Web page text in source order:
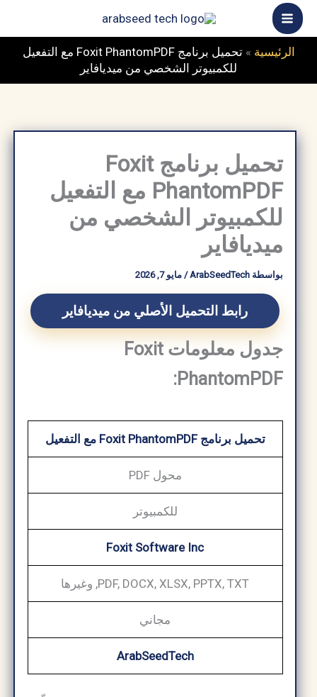
الرئيسية»
تحميل برنامج Foxit PhantomPDF مع التفعيل
للكمبيوتر الشخصي من ميديافاير
تحميل برنامج Foxit
PhantomPDF مع التفعيل
للكمبيوتر الشخصي من
ميديافاير
بواسطة ArabSeedTech
/مايو 7, 2026
رابط التحميل الأصلي من ميديافاير
جدول معلومات Foxit
PhantomPDF:
تحميل برنامج Foxit PhantomPDF مع التفعيل
محول PDF
للكمبيوتر
Foxit Software Inc
PDF, DOCX, XLSX, PPTX, TXT, وغيرها
مجاني
ArabSeedTech